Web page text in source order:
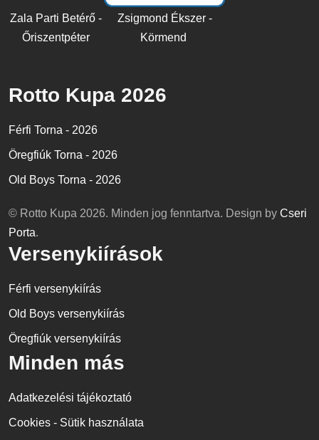
Zala Parti Betérő -
Őriszentpéter
Zsigmond Ékszer -
Körmend
Rotto Kupa 2026
Férfi Torna - 2026
Öregfiúk Torna - 2026
Old Boys Torna - 2026
© Rotto Kupa 2026. Minden jog fenntartva. Design by Cseri
Porta.
Versenykiírások
Férfi versenykiírás
Old Boys versenykiírás
Öregfiúk versenykiírás
Minden más
Adatkezelési tájékoztató
Cookies - Sütik használata